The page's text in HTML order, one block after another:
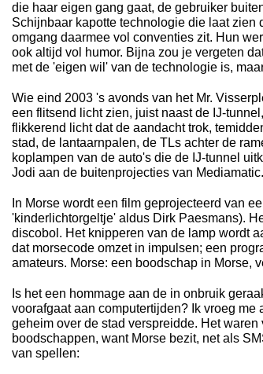
die haar eigen gang gaat, de gebruiker
Schijnbaar kapotte technologie die laat
omgang daarmee vol conventies zit. Hun
ook altijd vol humor. Bijna zou je vergeten
met de 'eigen wil' van de technologie is,
Wie eind 2003 's avonds van het Mr.
een flitsend licht zien, juist naast de IJ-
flikkerend licht dat de aandacht trok,
stad, de lantaarnpalen, de TLs achter de
koplampen van de auto's die de IJ-tunnel
Jodi aan de buitenprojecties van Mediamatic.
In Morse wordt een film geprojecteerd van
'kinderlichtorgeltje' aldus Dirk Paesmans).
discobol. Het knipperen van de lamp wordt
dat morsecode omzet in impulsen; een
amateurs. Morse: een boodschap in Morse,
Is het een hommage aan de in onbruik
voorafgaat aan computertijden? Ik vroeg
geheim over de stad verspreidde. Het
boodschappen, want Morse bezit, net als
van spellen: